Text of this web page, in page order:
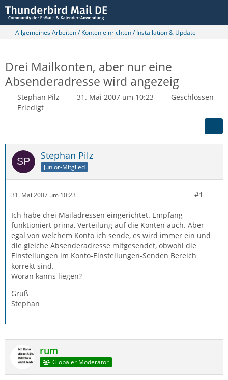
Allgemeines Arbeiten / Konten einrichten / Installation & Update
Drei Mailkonten, aber nur eine
Absenderadresse wird angezeig
Stephan Pilz 31. Mai 2007 um 10:23
Geschlossen
Erledigt
Stephan Pilz
Junior-Mitglied
31. Mai 2007 um 10:23 #1
Ich habe drei Mailadressen eingerichtet. Empfang
funktioniert prima, Verteilung auf die Konten auch. Aber
egal von welchem Konto ich sende, es wird immer ein und
die gleiche Absenderadresse mitgesendet, obwohl die
Einstellungen im Konto-Einstellungen-Senden Bereich
korrekt sind.
Woran kanns liegen?
Gruß
Stephan
rum
Globaler Moderator